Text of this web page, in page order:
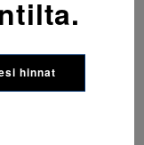
hinnat